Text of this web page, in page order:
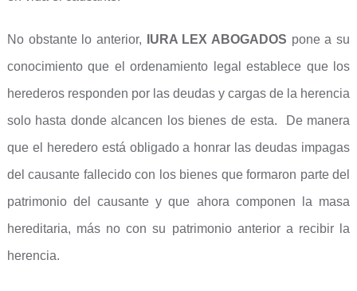
No obstante lo anterior, IURA LEX ABOGADOS pone a su
conocimiento que el ordenamiento legal establece que los
herederos responden por las deudas y cargas de la herencia
solo hasta donde alcancen los bienes de esta. De manera
que el heredero está obligado a honrar las deudas impagas
del causante fallecido con los bienes que formaron parte del
patrimonio del causante y que ahora componen la masa
hereditaria, más no con su patrimonio anterior a recibir la
herencia.